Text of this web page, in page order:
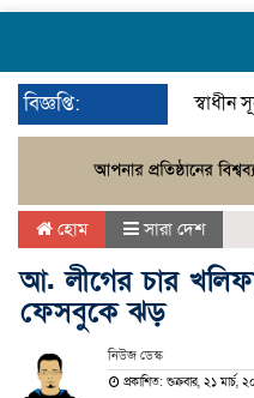
বিজ্ঞপ্তি: স্বাধীন
হোম সারা দেশ
আ. লীগের চার
ফেসবুকে ঝড়
নিউজ ডেস্ক
প্রকাশিত: শুক্রবার, ২১ মার্চ,